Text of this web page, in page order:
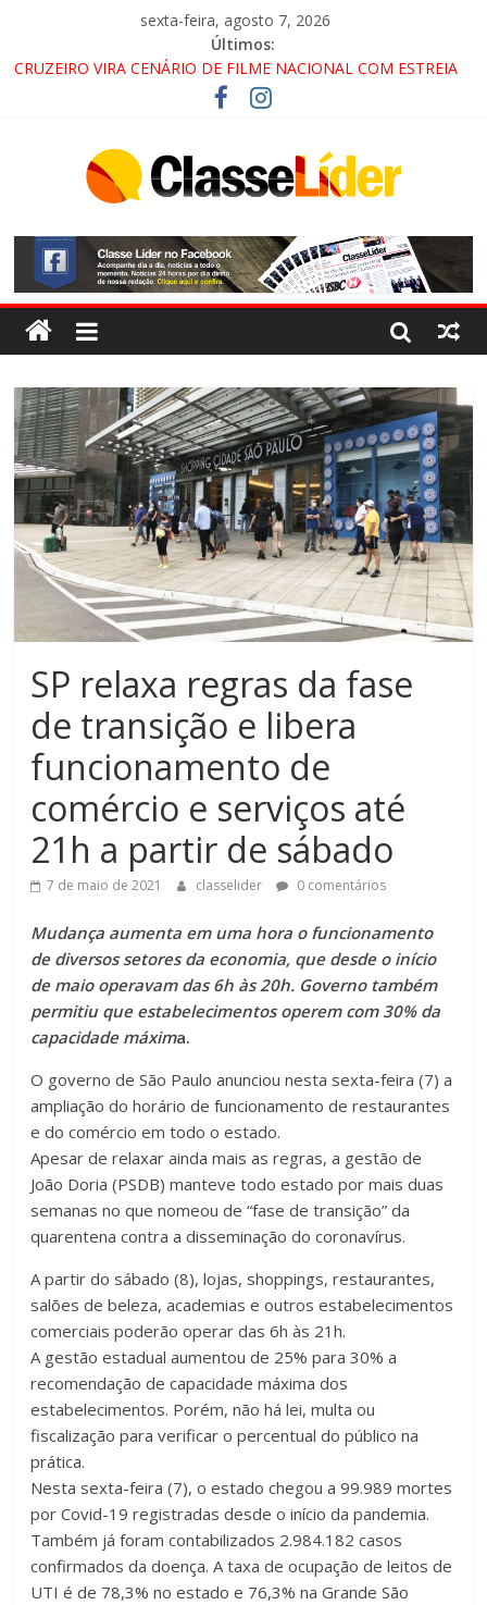
sexta-feira, agosto 7, 2026
Últimos:
CRUZEIRO VIRA CENÁRIO DE FILME NACIONAL COM ESTREIA
PROMOTOR DO GAECO
ACESSO À APARECIDA NA DUTRA SERÁ BLOQUEADO NO FIM
ALTERNATIVAS
LORENA, PINDAMONHANGABA E QUELUZ NA RETA FINAL
PELA FÁBRICA DA COCA-COLA!
SP relaxa regras da fase
de transição e libera
funcionamento de
comércio e serviços até
21h a partir de sábado
7 de maio de 2021 classelider 0 comentários
Mudança aumenta em uma hora o funcionamento
de diversos setores da economia, que desde o início
de maio operavam das 6h às 20h. Governo também
permitiu que estabelecimentos operem com 30% da
capacidade máxima.
O governo de São Paulo anunciou nesta sexta-feira (7) a
ampliação do horário de funcionamento de restaurantes
e do comércio em todo o estado.
Apesar de relaxar ainda mais as regras, a gestão de
João Doria (PSDB) manteve todo estado por mais duas
semanas no que nomeou de “fase de transição” da
quarentena contra a disseminação do coronavírus.
A partir do sábado (8), lojas, shoppings, restaurantes,
salões de beleza, academias e outros estabelecimentos
comerciais poderão operar das 6h às 21h.
A gestão estadual aumentou de 25% para 30% a
recomendação de capacidade máxima dos
estabelecimentos. Porém, não há lei, multa ou
fiscalização para verificar o percentual do público na
prática.
Nesta sexta-feira (7), o estado chegou a 99.989 mortes
por Covid-19 registradas desde o início da pandemia.
Também já foram contabilizados 2.984.182 casos
confirmados da doença. A taxa de ocupação de leitos de
UTI é de 78,3% no estado e 76,3% na Grande São